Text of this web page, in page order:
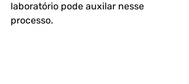
laboratório pode auxilar nesse
processo.